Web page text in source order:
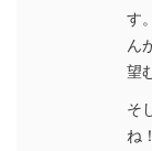
す
ん
望
そ
ね！